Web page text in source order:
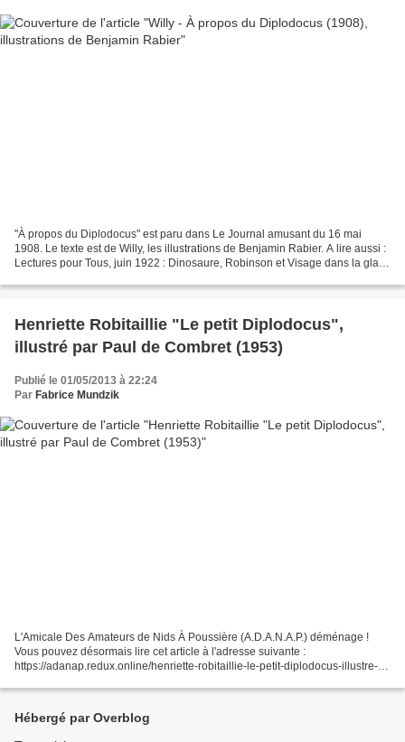
"À propos du Diplodocus" est paru dans Le Journal amusant du 16 mai
1908. Le texte est de Willy, les illustrations de Benjamin Rabier. A lire aussi :
Lectures pour Tous, juin 1922 : Dinosaure, Robinson et Visage dans la glace
Henriette Robitaillie "Le petit Diplodocus",
illustré par Paul de Combret (1953)
Publié le 01/05/2013 à 22:24
Par Fabrice Mundzik
L'Amicale Des Amateurs de Nids À Poussière (A.D.A.N.A.P.) déménage !
Vous pouvez désormais lire cet article à l'adresse suivante :
https://adanap.redux.online/henriette-robitaillie-le-petit-diplodocus-illustre-
Hébergé par Overblog